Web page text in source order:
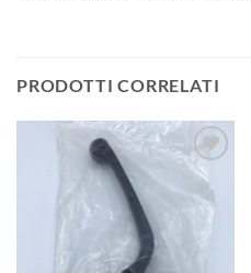
PRODOTTI CORRELATI
Aggiungi
alla lista
dei